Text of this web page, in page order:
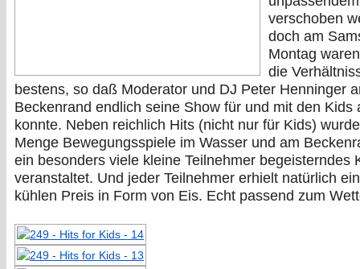
verschoben
doch am
Montag
die
bestens, so daß Moderator und DJ Peter Henninger
Beckenrand endlich seine Show für und mit den Kids
konnte. Neben reichlich Hits (nicht nur für Kids)
Menge Bewegungsspiele im Wasser und am
ein besonders viele kleine Teilnehmer begeisterndes
veranstaltet. Und jeder Teilnehmer erhielt natürlich
kühlen Preis in Form von Eis. Echt passend zum